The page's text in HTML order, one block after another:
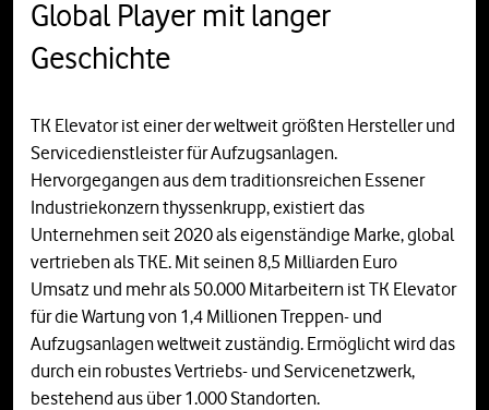
Global Player mit langer
Geschichte
TK Elevator ist einer der weltweit größten Hersteller und
Servicedienstleister für Aufzugsanlagen.
Hervorgegangen aus dem traditionsreichen Essener
Industriekonzern thyssenkrupp, existiert das
Unternehmen seit 2020 als eigenständige Marke, global
vertrieben als TKE. Mit seinen 8,5 Milliarden Euro
Umsatz und mehr als 50.000 Mitarbeitern ist TK Elevator
für die Wartung von 1,4 Millionen Treppen- und
Aufzugsanlagen weltweit zuständig. Ermöglicht wird das
durch ein robustes Vertriebs- und Servicenetzwerk,
bestehend aus über 1.000 Standorten.